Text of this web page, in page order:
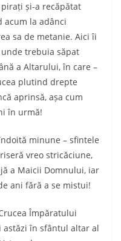
pirați și-a recăpătat
acum la adânci
sa de metanie. Aici îi
trebuia săpat
a Altarului, în care –
plutind drepte
aprinsă, așa cum
în urmă!
minune – sfintele
vreo stricăciune,
a Maicii Domnului, iar
ani fără a se mistui!
Împăratului
astăzi în sfântul altar al